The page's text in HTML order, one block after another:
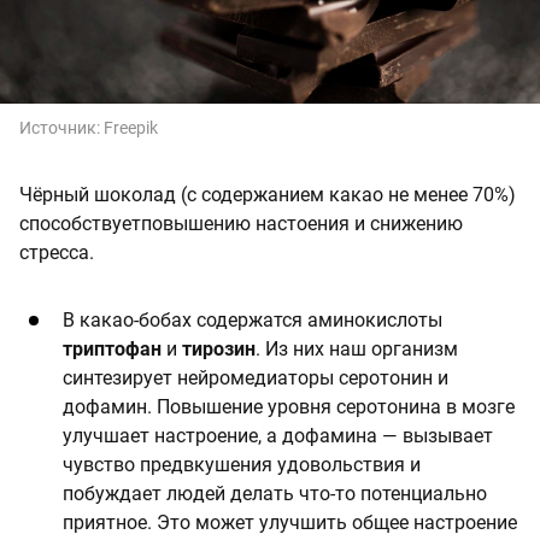
Источник: Freepik
Чёрный шоколад (с содержанием какао не менее 70%)
способствуетповышению настоения и снижению
стресса.
В какао-бобах содержатся аминокислоты
триптофан и тирозин. Из них наш организм
синтезирует нейромедиаторы серотонин и
дофамин. Повышение уровня серотонина в мозге
улучшает настроение, а дофамина — вызывает
чувство предвкушения удовольствия и
побуждает людей делать что-то потенциально
приятное. Это может улучшить общее настроение